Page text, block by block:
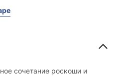
сочетание роскоши и